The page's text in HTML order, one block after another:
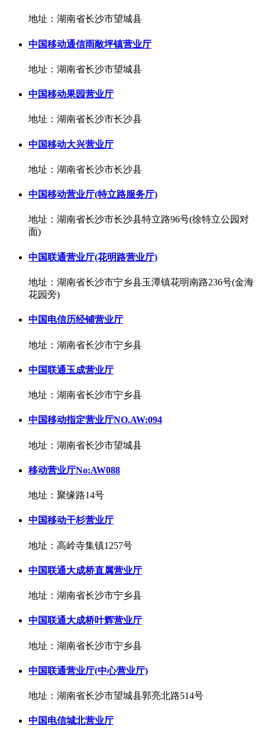
地址：湖南省长沙市望城县
中国移动通信雨敞坪镇营业厅
地址：湖南省长沙市望城县
中国移动果园营业厅
地址：湖南省长沙市长沙县
中国移动大兴营业厅
地址：湖南省长沙市长沙县
中国移动营业厅(特立路服务厅)
地址：湖南省长沙市长沙县特立路96号(徐特立公园对
面)
中国联通营业厅(花明路营业厅)
地址：湖南省长沙市宁乡县玉潭镇花明南路236号(金海
花园旁)
中国电信历经铺营业厅
地址：湖南省长沙市宁乡县
中国联通玉成营业厅
地址：湖南省长沙市宁乡县
中国移动指定营业厅NO.AW:094
地址：湖南省长沙市望城县
移动营业厅No:AW088
地址：聚缘路14号
中国移动干杉营业厅
地址：高岭寺集镇1257号
中国联通大成桥直属营业厅
地址：湖南省长沙市宁乡县
中国联通大成桥叶辉营业厅
地址：湖南省长沙市宁乡县
中国联通营业厅(中心营业厅)
地址：湖南省长沙市望城县郭亮北路514号
中国电信城北营业厅